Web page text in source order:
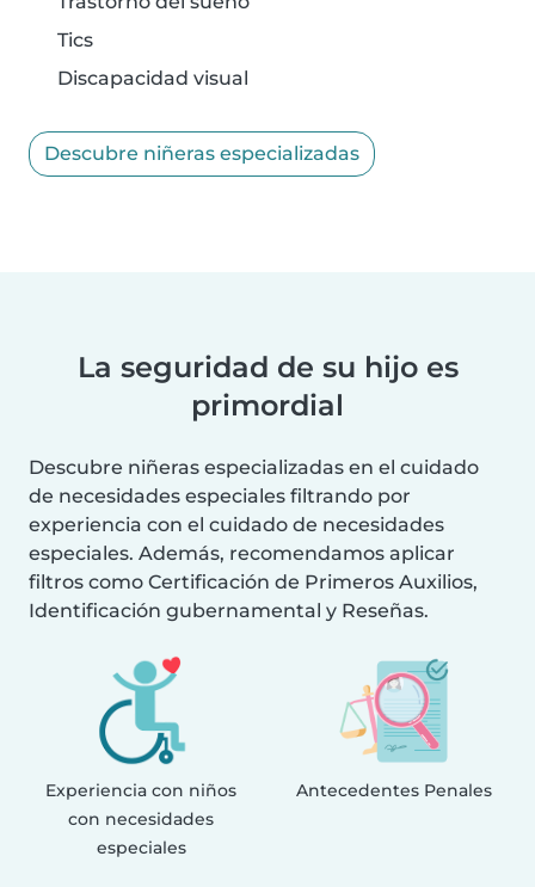
Tics
Discapacidad visual
Descubre niñeras especializadas
La seguridad de su hijo es
primordial
Descubre niñeras especializadas en el cuidado
de necesidades especiales filtrando por
experiencia con el cuidado de necesidades
especiales. Además, recomendamos aplicar
filtros como Certificación de Primeros Auxilios,
Identificación gubernamental y Reseñas.
Experiencia con niños
con necesidades
especiales
Antecedentes Penales